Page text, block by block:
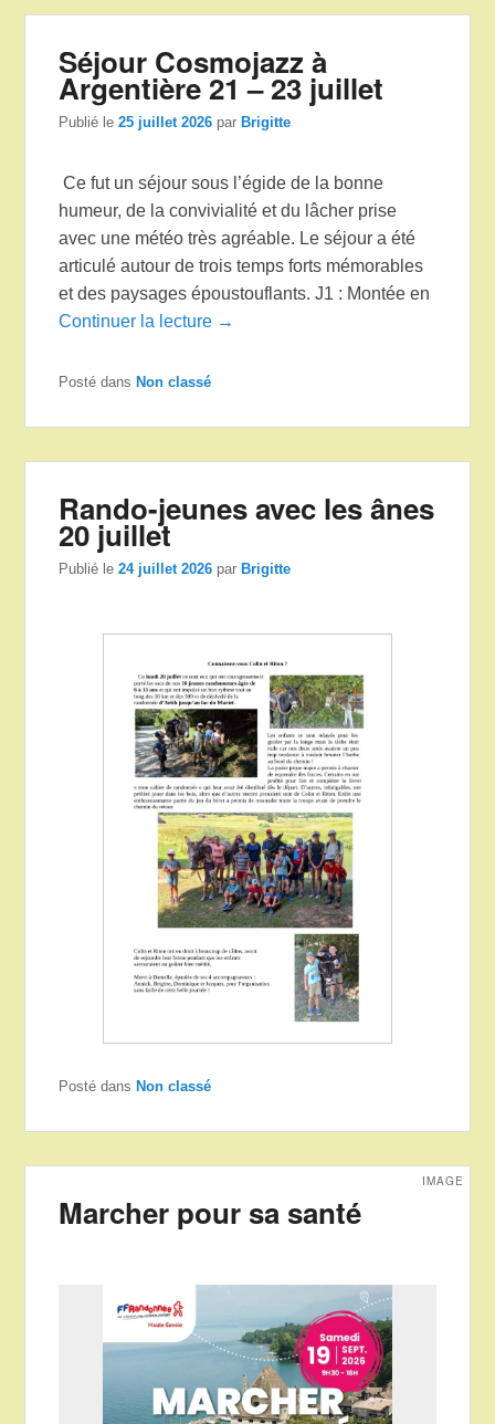
Séjour Cosmojazz à
Argentière 21 – 23 juillet
Publié le25 juillet 2026 par Brigitte
Ce fut un séjour sous l’égide de la bonne
humeur, de la convivialité et du lâcher prise
avec une météo très agréable. Le séjour a été
articulé autour de trois temps forts mémorables
et des paysages époustouflants. J1 : Montée en
Continuer la lecture →
Posté dans Non classé
Rando-jeunes avec les ânes
20 juillet
Publié le24 juillet 2026 par Brigitte
Posté dans Non classé
Marcher pour sa santé
IMAGE